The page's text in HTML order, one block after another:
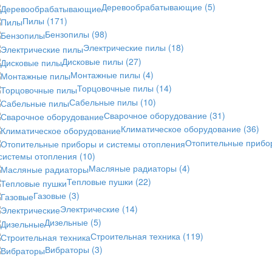
Деревообрабатывающие (5)
Пилы (171)
Бензопилы (98)
Электрические пилы (18)
Дисковые пилы (27)
Монтажные пилы (4)
Торцовочные пилы (14)
Сабельные пилы (10)
Сварочное оборудование (31)
Климатическое оборудование (36)
Отопительные
отопления (10)
Масляные радиаторы (4)
Тепловые пушки (22)
Газовые (3)
Электрические (14)
Дизельные (5)
Строительная техника (119)
Вибраторы (3)